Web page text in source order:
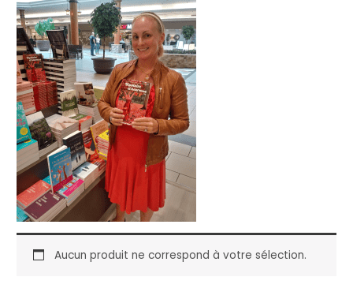
Aucun produit ne correspond à votre sélection.